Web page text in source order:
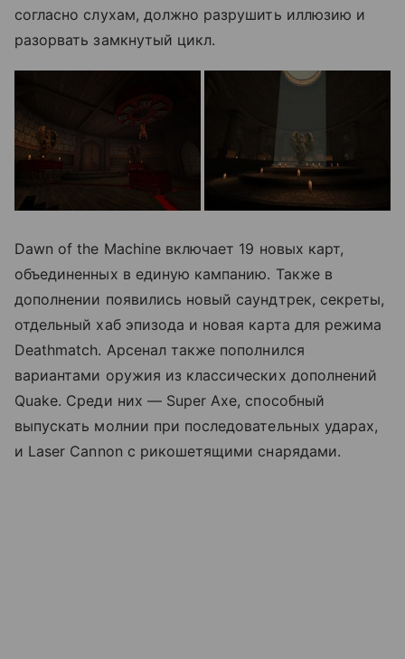
согласно слухам, должно разрушить иллюзию и
разорвать замкнутый цикл.
Dawn of the Machine включает 19 новых карт,
объединенных в единую кампанию. Также в
дополнении появились новый саундтрек, секреты,
отдельный хаб эпизода и новая карта для режима
Deathmatch. Арсенал также пополнился
вариантами оружия из классических дополнений
Quake. Среди них — Super Axe, способный
выпускать молнии при последовательных ударах,
и Laser Cannon с рикошетящими снарядами.